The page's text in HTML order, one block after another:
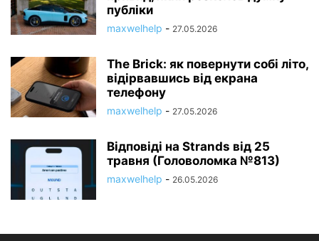
публіки
maxwelhelp - 27.05.2026
The Brick: як повернути собі літо,
відірвавшись від екрана
телефону
maxwelhelp - 27.05.2026
Відповіді на Strands від 25
травня (Головоломка №813)
maxwelhelp - 26.05.2026